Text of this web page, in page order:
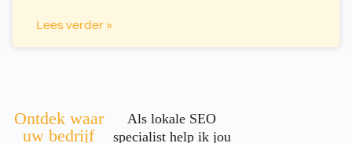
Lees verder »
Ontdek waar
uw bedrijf
Als lokale SEO
specialist help ik jou